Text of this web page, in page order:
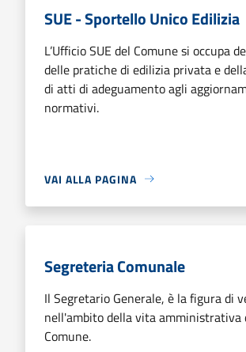
SUE - Sportello Unico Edilizia
L’Ufficio SUE del Comune si occupa
delle pratiche di edilizia privata e
di atti di adeguamento agli
normativi.
VAI ALLA PAGINA
Segreteria Comunale
Il Segretario Generale, è la figura di
nell'ambito della vita amministrativa
Comune.